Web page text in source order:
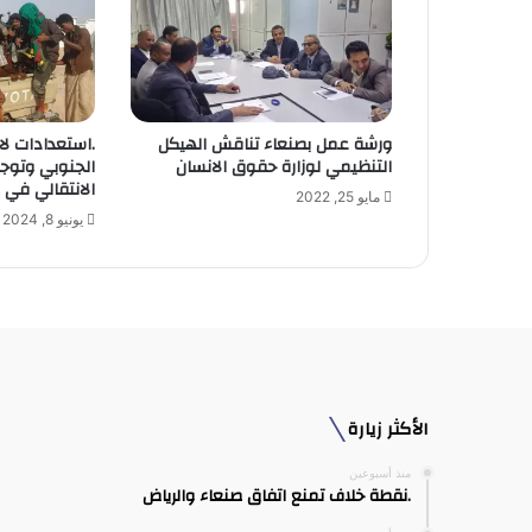
ل
ك
ت
ر
و
ن
ي
ورشة عمل بصنعاء تناقش الهيكل
التنظيمي لوزارة حقوق الانسان
مايو 25, 2022
.استعدادات
الجنوبي
الانتقالي
يونيو 8, 2024
الأكثر زيارة
منذ أسبوعين
.نقطة خلاف تمنع اتفاق صنعاء والرياض